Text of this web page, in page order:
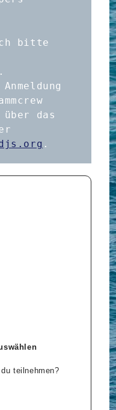
bitte
djs.org .
teilnehmen?